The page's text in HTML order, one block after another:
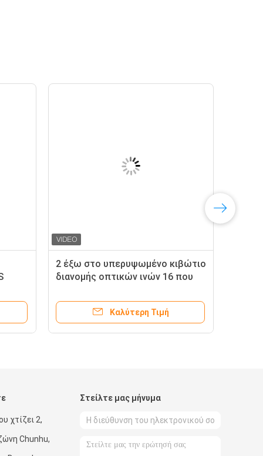
2 έξω στο υπερυψωμένο κιβώτιο
διανομής οπτικών ινών 16 που
Πολωνός γκρίζος
Καλύτερη Τιμή
χτίζει 2,
Chunhu,
Στείλτε μας μήνυμα